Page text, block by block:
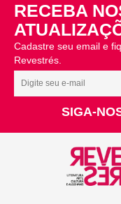
RECEBA
Cadastre seu email e
Revestrés.
SIGA-